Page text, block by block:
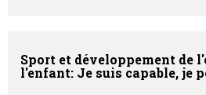
Sport et développement de
l'enfant: Je suis capable, je